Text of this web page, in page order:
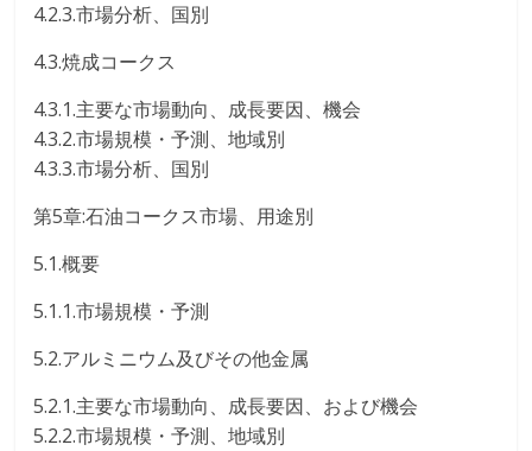
4.2.3.市場分析、国別
4.3.焼成コークス
4.3.1.主要な市場動向、成長要因、機会
4.3.2.市場規模・予測、地域別
4.3.3.市場分析、国別
第5章:石油コークス市場、用途別
5.1.概要
5.1.1.市場規模・予測
5.2.アルミニウム及びその他金属
5.2.1.主要な市場動向、成長要因、および機会
5.2.2.市場規模・予測、地域別